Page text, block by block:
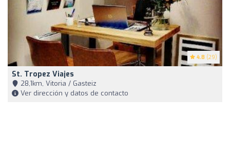
4.8 (29)
St. Tropez Viajes
28,1km, Vitoria / Gasteiz
Ver dirección y datos de contacto